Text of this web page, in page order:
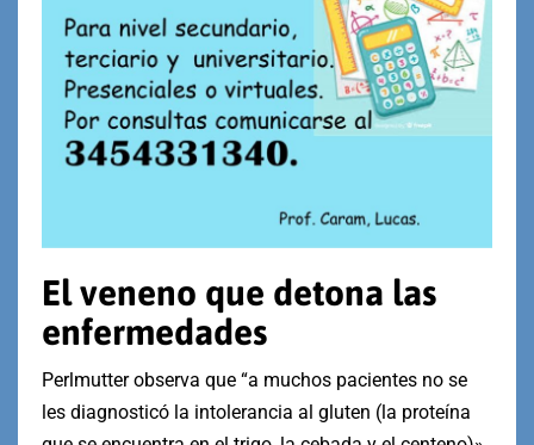
El veneno que detona las
enfermedades
Perlmutter observa que “a muchos pacientes no se
les diagnosticó la intolerancia al gluten (la proteína